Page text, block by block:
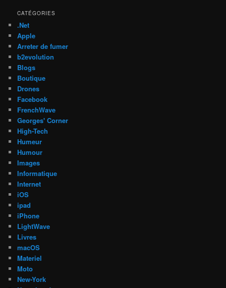
CATÉGORIES
.Net
Apple
Arreter de fumer
b2evolution
Blogs
Boutique
Drones
Facebook
FrenchWave
Georges' Corner
High-Tech
Humeur
Humour
Images
Informatique
Internet
iOS
ipad
iPhone
LightWave
Livres
macOS
Materiel
Moto
New-York